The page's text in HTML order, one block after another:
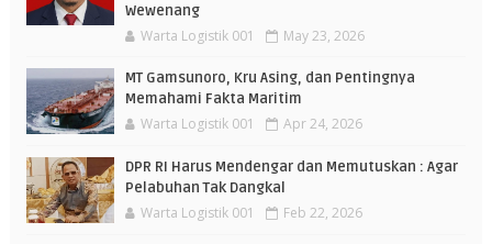
Wewenang
Warta Logistik 001 May 23, 2026
MT Gamsunoro, Kru Asing, dan Pentingnya
Memahami Fakta Maritim
Warta Logistik 001 Apr 24, 2026
DPR RI Harus Mendengar dan Memutuskan : Agar
Pelabuhan Tak Dangkal
Warta Logistik 001 Feb 22, 2026